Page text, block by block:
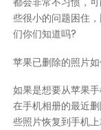
些很小的问题困住
们你们知道吗?
苹果已删除的照片
如果是想要从苹果
在手机相册的最近
些照片恢复到手机